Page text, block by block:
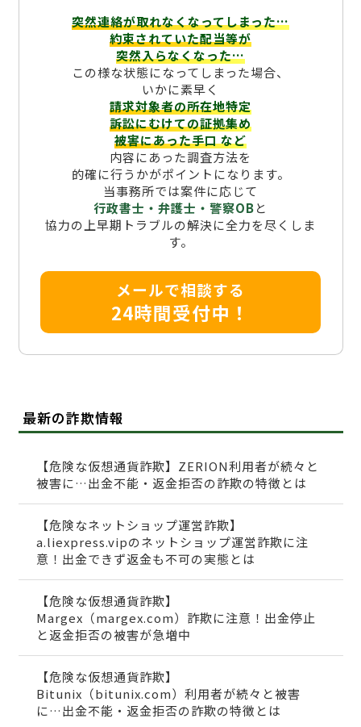
突然連絡が取れなくなってしまった…
約束されていた配当等が
突然入らなくなった…
この様な状態になってしまった場合、
いかに素早く
請求対象者の所在地特定
訴訟にむけての証拠集め
被害にあった手口など
内容にあった調査方法を
的確に行うかがポイントになります。
当事務所では案件に応じて
行政書士・弁護士・警察OBと
協力の上早期トラブルの解決に全力を尽くしま
す。
メールで相談する
24時間受付中！
最新の詐欺情報
【危険な仮想通貨詐欺】ZERION利用者が続々と
被害に…出金不能・返金拒否の詐欺の特徴とは
【危険なネットショップ運営詐欺】
a.liexpress.vipのネットショップ運営詐欺に注
意！出金できず返金も不可の実態とは
【危険な仮想通貨詐欺】
Margex（margex.com）詐欺に注意！出金停止
と返金拒否の被害が急増中
【危険な仮想通貨詐欺】
Bitunix（bitunix.com）利用者が続々と被害
に…出金不能・返金拒否の詐欺の特徴とは